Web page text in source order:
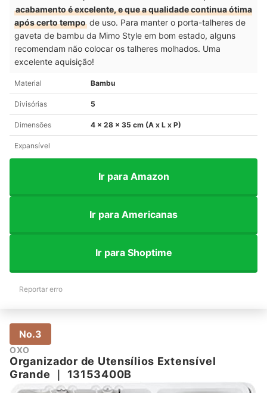
acabamento é excelente, e que a qualidade continua ótima
após certo tempo de uso. Para manter o porta-talheres de
gaveta de bambu da Mimo Style em bom estado, alguns
recomendam não colocar os talheres molhados. Uma
excelente aquisição!
Material Bambu
Divisórias 5
Dimensões 4 x 28 x 35 cm (A x L x P)
Expansível
Ir para Amazon
Ir para Americanas
Ir para Shoptime
Reportar erro
No.3
OXO
Organizador de Utensílios Extensível
Grande
13153400B